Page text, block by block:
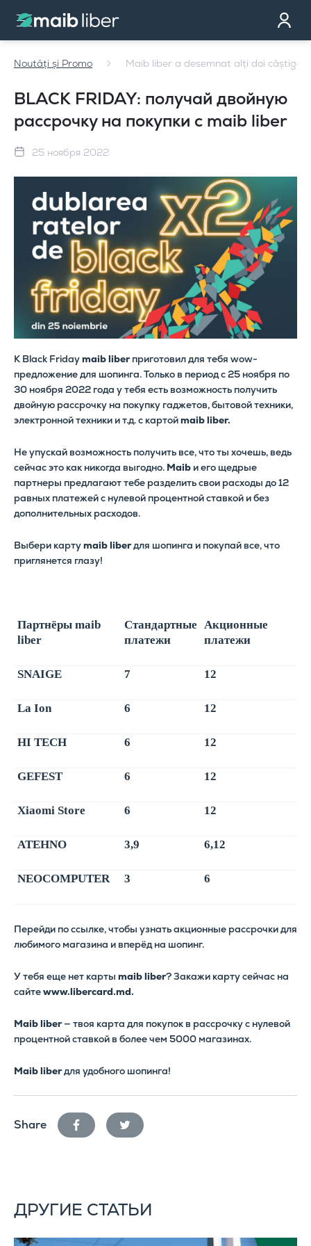
Контакт
стать клиентом
Noutăți și Promo Maib liber a desemnat alți doi
BLACK FRIDAY: получай двойную
рассрочку на покупки с maib liber
25 ноября 2022
К Black Fridaymaib liberприготовил для тебя wow-
предложение для шопинга. Только в период с 25 ноября по
30 ноября 2022 года у тебя есть возможность получить
двойную рассрочку на покупку гаджетов, бытовой техники,
электронной техники и т.д. с картойmaib liber.
Не упускай возможность получить все, что ты хочешь, ведь
сейчас это как никогда выгодно. Maib и его щедрые
партнеры предлагают тебе разделить свои расходы до 12
равных платежей с нулевой процентной ставкой и без
дополнительных расходов.
Выбери картуmaib liberдля шопинга и покупай все, что
приглянется глазу!
Партнёры maib
liber
Стандартные
платежи
Акционные
платежи
SNAIGE 7 12
La Ion 6 12
HI TECH 6 12
GEFEST 6 12
Xiaomi Store 6 12
ATEHNO 3,9 6,12
NEOCOMPUTER 3 6
Перейди по ссылке, чтобы узнать акционные рассрочки для
любимого магазина и вперёд на шопинг.
У тебя еще нет карты maib liber? Закажи карту сейчас на
сайтеwww.libercard.md.
Maib liber— твоя карта для покупок в рассрочку с нулевой
процентной ставкой в более чем 5000 магазинах.
Maib liberдля удобного шопинга!
Share facebook twitter
ДРУГИЕ СТАТЬИ